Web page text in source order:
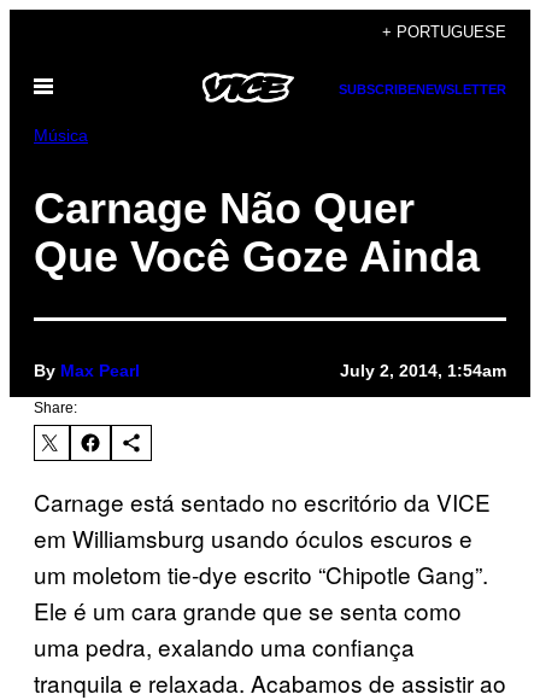
content
+ PORTUGUESE
Open
SUBSCRIBENEWSLETTER
Música
Carnage Não Quer
Que Você Goze Ainda
By Max Pearl July 2, 2014, 1:54am
Share:
Carnage está sentado no escritório da VICE
em Williamsburg usando óculos escuros e
um moletom tie-dye escrito “Chipotle Gang”.
Ele é um cara grande que se senta como
uma pedra, exalando uma confiança
tranquila e relaxada. Acabamos de assistir ao